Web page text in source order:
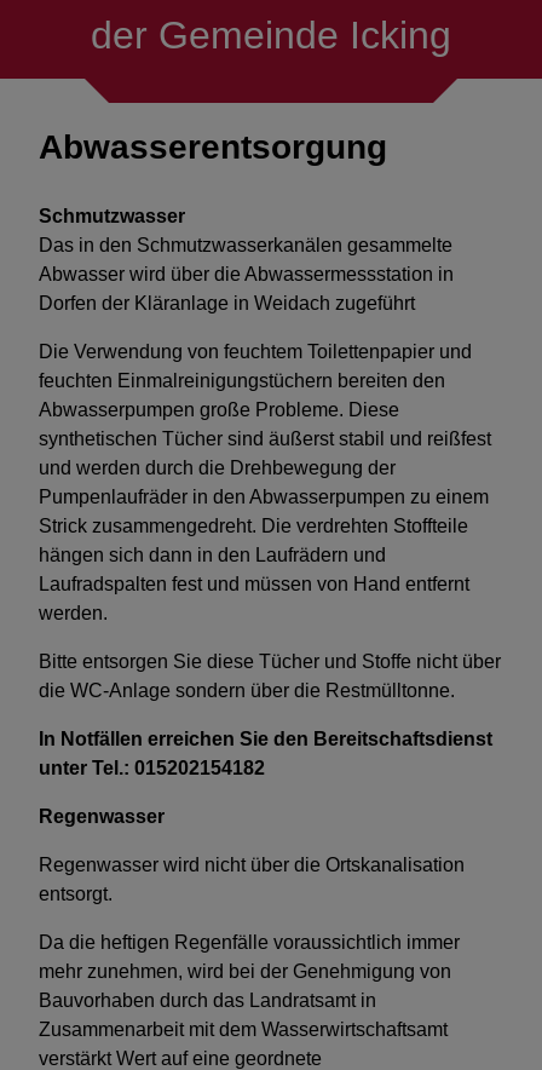
der Gemeinde Icking
Abwasserentsorgung
Schmutzwasser
Das in den Schmutzwasserkanälen gesammelte
Abwasser wird über die Abwassermessstation in
Dorfen der Kläranlage in Weidach zugeführt
Die Verwendung von feuchtem Toilettenpapier und
feuchten Einmalreinigungstüchern bereiten den
Abwasserpumpen große Probleme. Diese
synthetischen Tücher sind äußerst stabil und reißfest
und werden durch die Drehbewegung der
Pumpenlaufräder in den Abwasserpumpen zu einem
Strick zusammengedreht. Die verdrehten Stoffteile
hängen sich dann in den Laufrädern und
Laufradspalten fest und müssen von Hand entfernt
werden.
Bitte entsorgen Sie diese Tücher und Stoffe nicht über
die WC-Anlage sondern über die Restmülltonne.
In Notfällen erreichen Sie den Bereitschaftsdienst
unter Tel.: 015202154182
Regenwasser
Regenwasser wird nicht über die Ortskanalisation
entsorgt.
Da die heftigen Regenfälle voraussichtlich immer
mehr zunehmen, wird bei der Genehmigung von
Bauvorhaben durch das Landratsamt in
Zusammenarbeit mit dem Wasserwirtschaftsamt
verstärkt Wert auf eine geordnete